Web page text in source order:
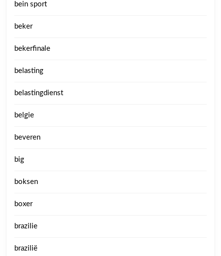
bein sport
beker
bekerfinale
belasting
belastingdienst
belgie
beveren
big
boksen
boxer
brazilie
brazilië